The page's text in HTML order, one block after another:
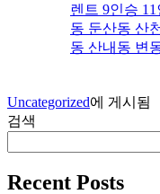
렌트 9인승
동 둔산동 산
동 산내동 변
Uncategorized에 게시됨
검색
Recent Posts